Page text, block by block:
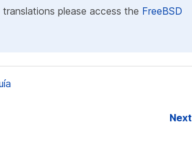
please access the FreeBSD
Next